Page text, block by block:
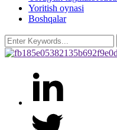
Yoritish oynasi
Boshqalar